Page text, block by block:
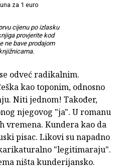
za 1 euro
cijenu po izlasku
provjerite kod
ne bave prodajom
odveć radikalnim.
kao toponim, odnosno
Niti jednom! Također,
njegovog "ja". U romanu
vremena. Kundera kao da
pisac. Likovi su napadno
"legitimaraju".
ništa kunderijansko.